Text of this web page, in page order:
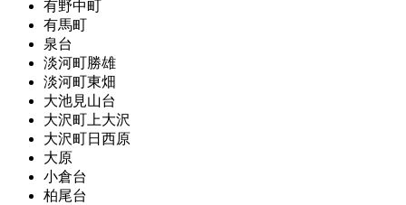
有野中町
有馬町
泉台
淡河町勝雄
淡河町東畑
大池見山台
大沢町上大沢
大沢町日西原
大原
小倉台
柏尾台